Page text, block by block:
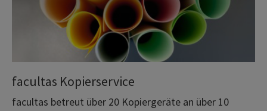
facultas Kopierservice
facultas betreut über 20 Kopiergeräte an über 10